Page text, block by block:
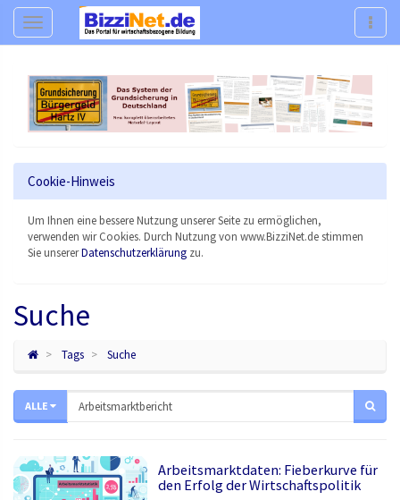
Navigation
Cookie-Hinweis
Um Ihnen eine bessere Nutzung unserer Seite zu ermöglichen,
verwenden wir Cookies. Durch Nutzung von www.BizziNet.de stimmen
Sie unsererDatenschutzerklärung zu.
Suche
Tags Suche
ALLE
Arbeitsmarktdaten: Fieberkurve für
den Erfolg der Wirtschaftspolitik